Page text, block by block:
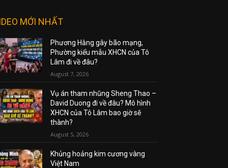
MỚI NHẤT
Phương Hằng gây bão mạng,
Phường kiểu mẫu XHCN của Tô
Lâm đi về đâu?
August 7, 2026
Vụ án tham nhũng Sheng Thao –
David Duong đi về đâu? Mô hình
XHCN của Tô Lâm bao giờ sẽ
thành?
August 5, 2026
Khủng hoảng kim cương vàng
Việt Nam